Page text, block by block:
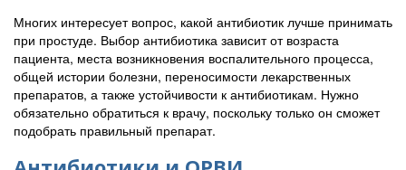
Многих интересует вопрос, какой антибиотик лучше принимать
при простуде. Выбор антибиотика зависит от возраста
пациента, места возникновения воспалительного процесса,
общей истории болезни, переносимости лекарственных
препаратов, а также устойчивости к антибиотикам. Нужно
обязательно обратиться к врачу, поскольку только он сможет
подобрать правильный препарат.